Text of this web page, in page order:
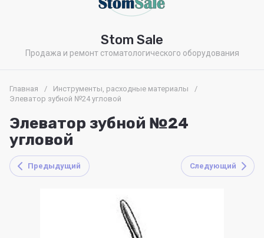
Stom Sale
Продажа и ремонт стоматологического оборудования
Главная / Инструменты, расходные материалы
/
Элеватор зубной №24 угловой
Элеватор зубной №24
угловой
Предыдущий Следующий